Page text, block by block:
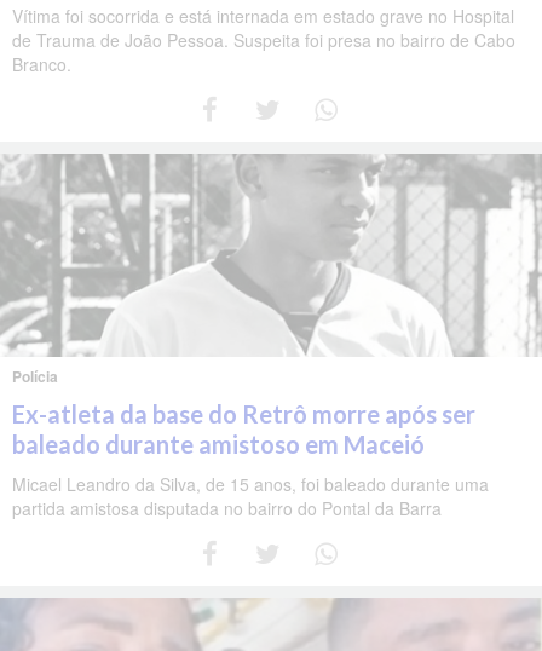
Vítima foi socorrida e está internada em estado grave no Hospital
de Trauma de João Pessoa. Suspeita foi presa no bairro de Cabo
Branco.
Polícia
Ex-atleta da base do Retrô morre após ser
baleado durante amistoso em Maceió
Micael Leandro da Silva, de 15 anos, foi baleado durante uma
partida amistosa disputada no bairro do Pontal da Barra